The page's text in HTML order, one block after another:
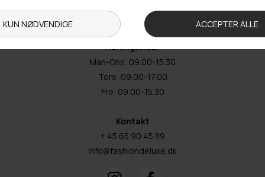
5260 Odense S
Åbningstider
Man-Ons: 09.00-15.30
Tors: 09.00-17.00
Fre: 09.00-15.30
Kontakt
+ 45 65 90 45 89
info@fashiondeluxe.dk